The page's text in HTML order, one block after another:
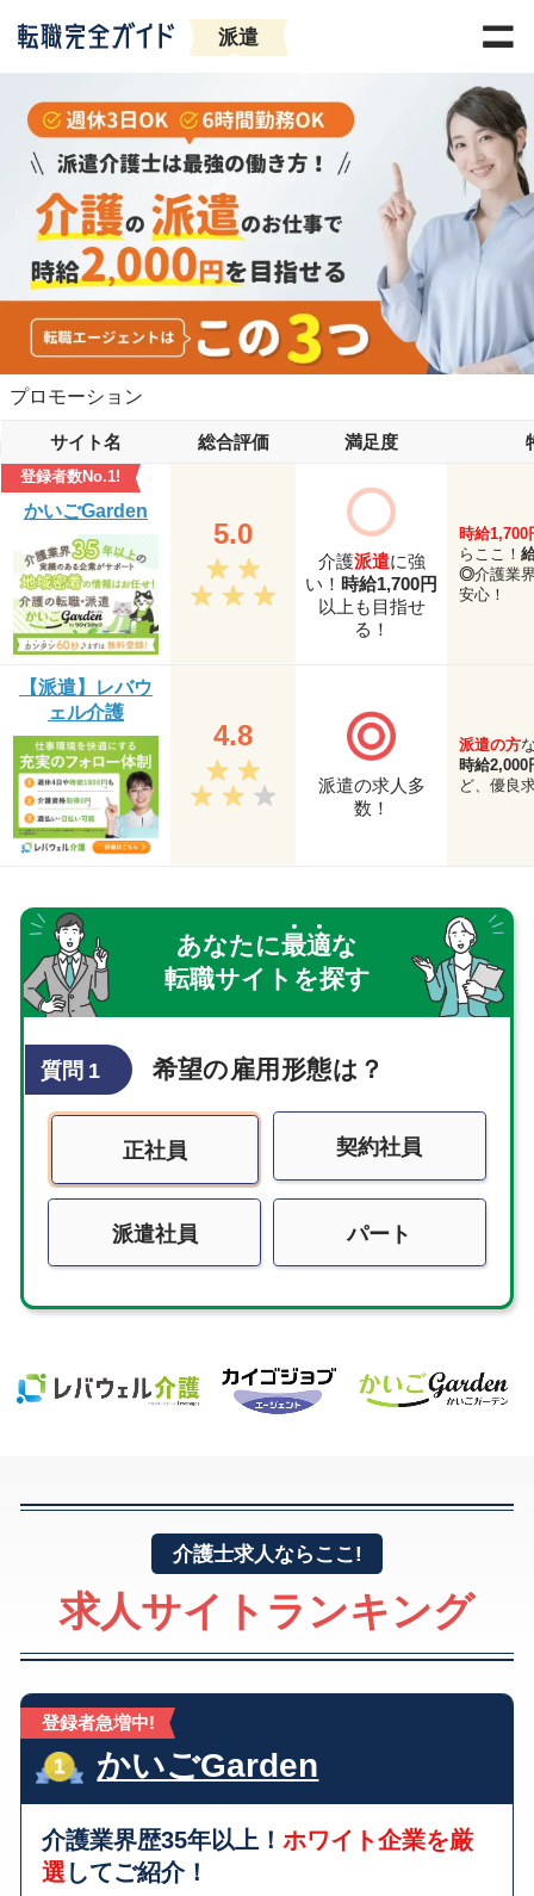
派遣
プロモーション
サイト名 総合評価 満足度
登録者数No.1!
かいごGarden
5.0
介護派遣に強
い！ 時給1,700円
以上も目指せ
る！
時給1,700
らここ！
◎介護業
安心！
【派遣】レバウ
ェル介護
4.8
派遣の求人多
数！
派遣の方
時給2,000
ど、優良
あなたに最適な
転職サイトを探す
質問 1 希望の雇用形態は？
正社員 契約社員
派遣社員 パート
介護士求人ならここ!
求人サイトランキング
登録者急増中!
かいごGarden
介護業界歴35年以上！ホワイト企業を厳
選 してご紹介！